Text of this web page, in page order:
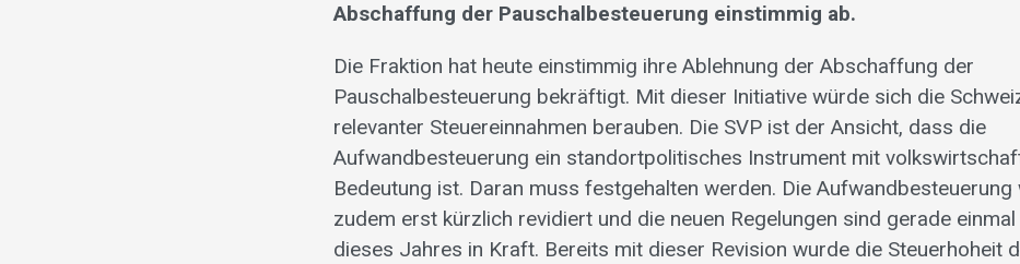
Abschaffung der Pauschalbesteuerung einstimmig ab.
Die Fraktion hat heute einstimmig ihre Ablehnung der Abschaffung der
Pauschalbesteuerung bekräftigt. Mit dieser Initiative würde sich die
relevanter Steuereinnahmen berauben. Die SVP ist der Ansicht, dass die
Aufwandbesteuerung ein standortpolitisches Instrument mit
Bedeutung ist. Daran muss festgehalten werden. Die Aufwandbesteuerung
zudem erst kürzlich revidiert und die neuen Regelungen sind gerade
dieses Jahres in Kraft. Bereits mit dieser Revision wurde die Steuerhoheit